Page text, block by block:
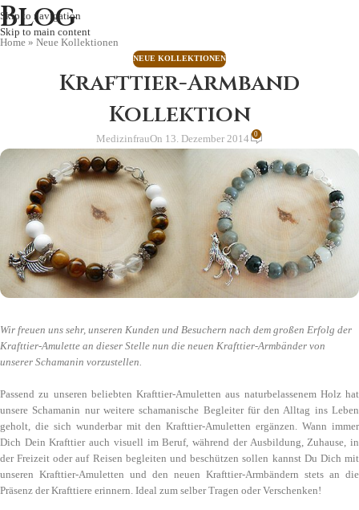
Skip to navigation
Skip to main content
Blog
Home » Neue Kollektionen
NEUE KOLLEKTIONEN
Krafttier-Armband
Kollektion
MedizinfrauOn 13. Dezember 2014 0
Wir freuen uns sehr, unseren Kunden und Besuchern nach dem großen Erfolg der
Krafttier-Amulette an dieser Stelle nun die neuen Krafttier-Armbänder von
unserer Schamanin vorzustellen.
Passend zu unseren beliebten Krafttier-Amuletten aus naturbelassenem Holz hat
unsere Schamanin nur weitere schamanische Begleiter für den Alltag ins Leben
geholt, die sich wunderbar mit den Krafttier-Amuletten ergänzen. Wann immer
Dich Dein Krafttier auch visuell im Beruf, während der Ausbildung, Zuhause, in
der Freizeit oder auf Reisen begleiten und beschützen sollen kannst Du Dich mit
unseren Krafttier-Amuletten und den neuen Krafttier-Armbändern stets an die
Präsenz der Krafttiere erinnern. Ideal zum selber Tragen oder Verschenken!